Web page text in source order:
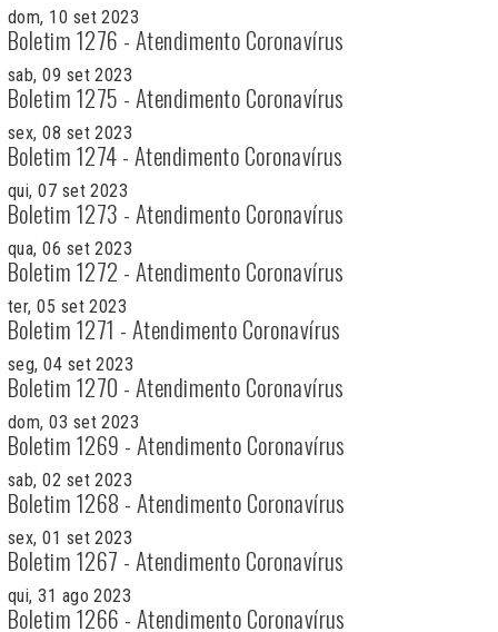
dom, 10 set 2023
Boletim 1276 - Atendimento Coronavírus
sab, 09 set 2023
Boletim 1275 - Atendimento Coronavírus
sex, 08 set 2023
Boletim 1274 - Atendimento Coronavírus
qui, 07 set 2023
Boletim 1273 - Atendimento Coronavírus
qua, 06 set 2023
Boletim 1272 - Atendimento Coronavírus
ter, 05 set 2023
Boletim 1271 - Atendimento Coronavírus
seg, 04 set 2023
Boletim 1270 - Atendimento Coronavírus
dom, 03 set 2023
Boletim 1269 - Atendimento Coronavírus
sab, 02 set 2023
Boletim 1268 - Atendimento Coronavírus
sex, 01 set 2023
Boletim 1267 - Atendimento Coronavírus
qui, 31 ago 2023
Boletim 1266 - Atendimento Coronavírus